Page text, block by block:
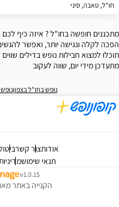
חו"ל, טאבה, סיני
מתכננים חופשה בחו"ל ? איזה כיף
הפכה לקלה ונגישה יותר, ואפשר
תוכלו למצוא חבילות נופש בדילים
מתעדכן מידי יום, שווה לעקוב
נופש בחו"ל בצפון
אודותצור קשר
תנאי שימוש
v1.0.15
הקנייה באתר